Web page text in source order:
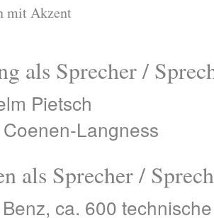
mit Akzent
als Sprecher /
Pietsch
Langness
als Sprecher /
ca. 600